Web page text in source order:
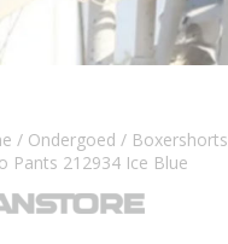
/ Ondergoed / Boxershorts
Pants 212934 Ice Blue